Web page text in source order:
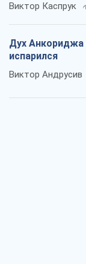
Виктор Каспрук
Дух Анкориджа
испарился
Виктор Андрусив